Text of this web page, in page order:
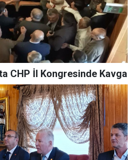
CHP İl Kongresinde Kavga